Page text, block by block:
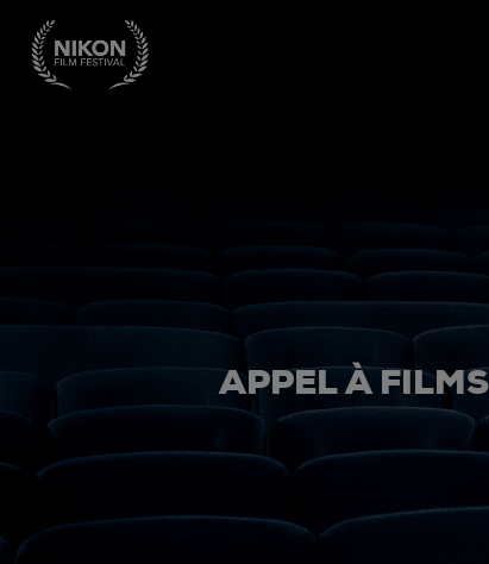
APPEL À